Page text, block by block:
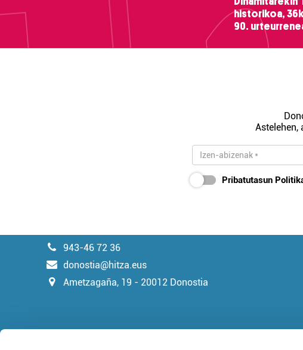
historikoa,
90.
Astelehen,
Pribatutasun
943-46 72 36
donostia@hitza.eus
Ametzagaña, 19 - 20012 Donostia